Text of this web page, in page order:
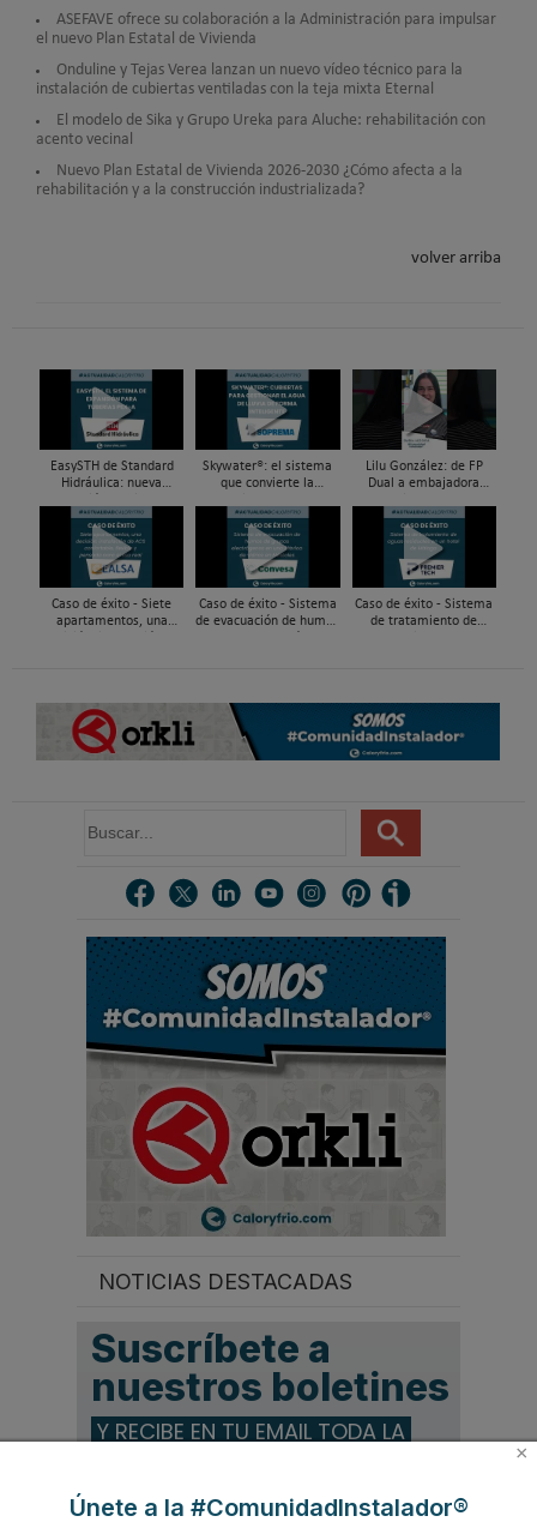
ASEFAVE ofrece su colaboración a la Administración para impulsar
el nuevo Plan Estatal de Vivienda
Onduline y Tejas Verea lanzan un nuevo vídeo técnico para la
instalación de cubiertas ventiladas con la teja mixta Eternal
El modelo de Sika y Grupo Ureka para Aluche: rehabilitación con
acento vecinal
Nuevo Plan Estatal de Vivienda 2026-2030 ¿Cómo afecta a la
rehabilitación y a la construcción industrializada?
volver arriba
EasySTH de Standard
Hidráulica: nueva
de expansión para
tuberías PEX
Skywater®: el sistema
que convierte la
infraestructura activa de
gestión del agua...
Lilu González: de FP
Dual a embajadora
| Mecatrónica Industrial
Caso de éxito - Siete
apartamentos, una
Caso de éxito - Sistema
de evacuación de humos
Caso de éxito - Sistema
de tratamiento de
u
r
.
NOTICIAS DESTACADAS
Suscríbete a
nuestros boletines
Y RECIBE EN TU EMAIL TODA LA
×
Únete a la #ComunidadInstalador®